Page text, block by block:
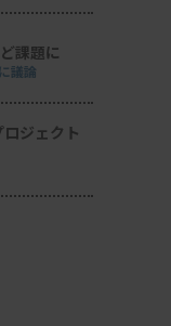
課題に
議論
ジェクト